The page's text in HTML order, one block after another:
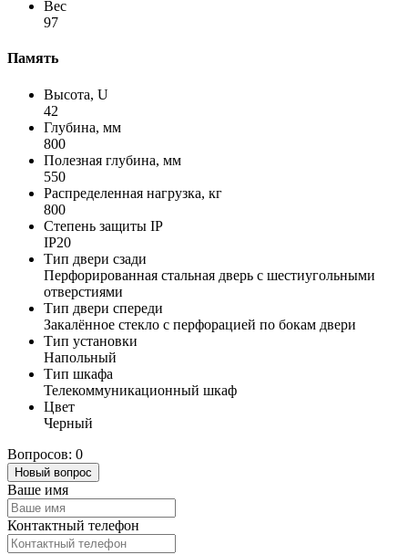
Вес
97
Память
Высота, U
42
Глубина, мм
800
Полезная глубина, мм
550
Распределенная нагрузка, кг
800
Степень защиты IP
IP20
Тип двери сзади
Перфорированная стальная дверь с шестиугольными
отверстиями
Тип двери спереди
Закалённое стекло с перфорацией по бокам двери
Тип установки
Напольный
Тип шкафа
Телекоммуникационный шкаф
Цвет
Черный
Вопросов: 0
Новый вопрос
Ваше имя
Контактный телефон